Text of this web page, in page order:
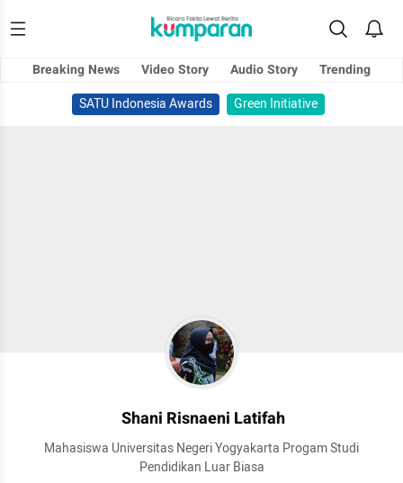
Breaking News Video Story Audio Story
Trending
SATU Indonesia Awards
Green Initiative
Shani Risnaeni Latifah
Mahasiswa Universitas Negeri Yogyakarta Progam Studi
Pendidikan Luar Biasa